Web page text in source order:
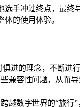
手冲过终点，最
的使用体验。
俱进的理念，不断
兼容性问题，从而
越数字世界的“旅行